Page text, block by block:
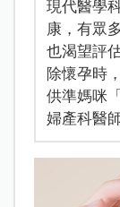
現代醫學
康，有眾
也渴望評
除懷孕時
供準媽咪
婦產科醫